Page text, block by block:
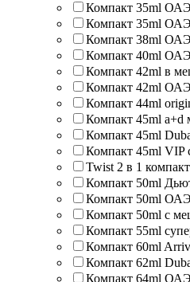
Компакт 35ml
Компакт 35ml
Компакт 38ml
Компакт 40ml
Компакт 42ml в
Компакт 42ml
Компакт 44ml
Компакт 45ml a+d
Компакт 45ml
Компакт 45ml VIP
Twist 2 в 1
Компакт 50ml
Компакт 50ml ОАЭ
Компакт 50ml с
Компакт 55ml
Компакт 60ml
Компакт 62ml
Компакт 64ml ОАЭ